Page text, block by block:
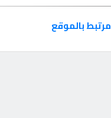
مرتبط بالموقع